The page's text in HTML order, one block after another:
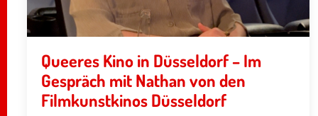
Queeres Kino in Düsseldorf – Im
Gespräch mit Nathan von den
Filmkunstkinos Düsseldorf